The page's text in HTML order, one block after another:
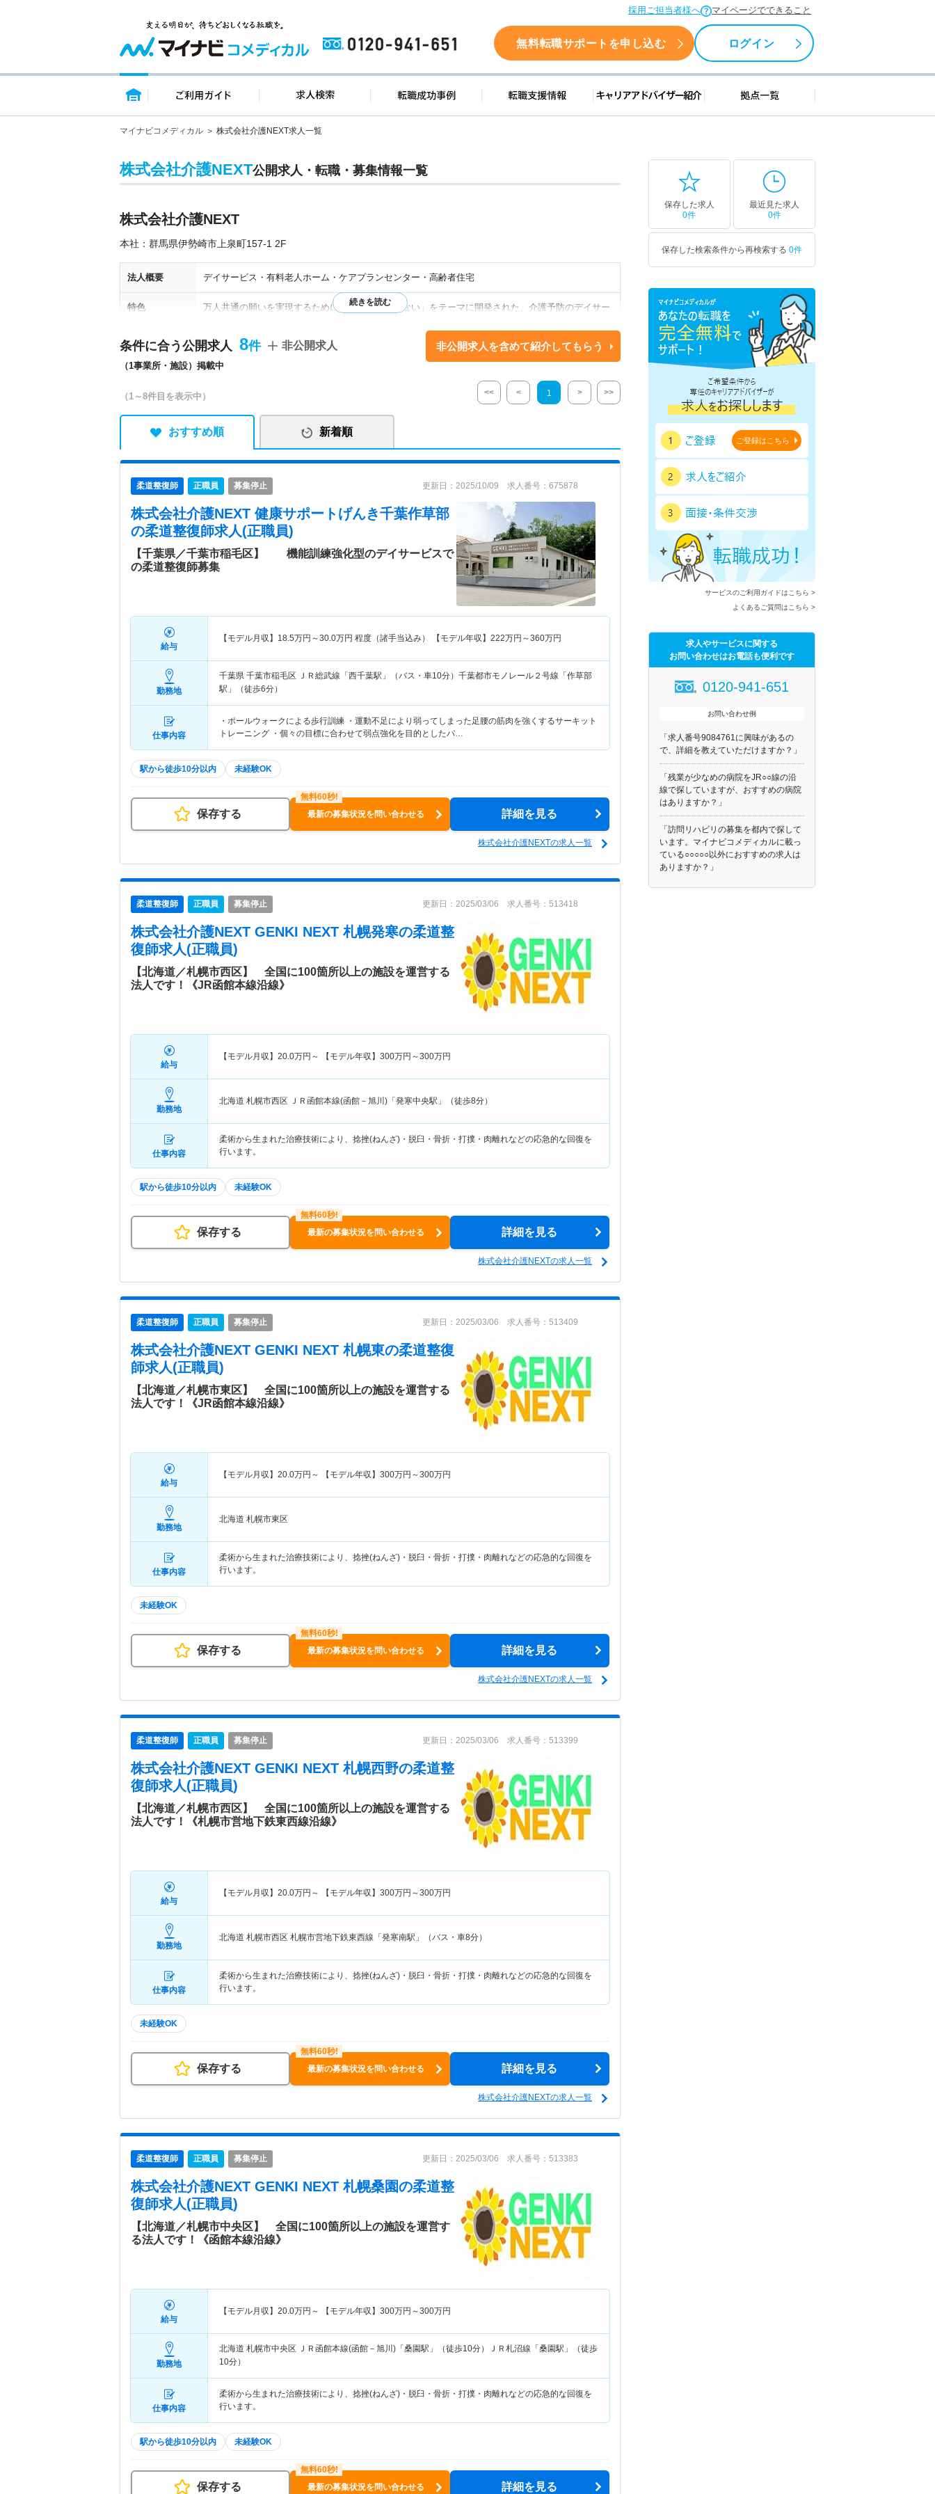
採用ご担当者様へ マイページでできること
0120-941-651 無料転職サポートを申し込む ログイン
トップページ ご利用ガイド 求人検索 転職成功事例 転職支援情報 キャリアアドバイザー紹介 拠点一覧
マイナビコメディカル 株式会社介護NEXT求人一覧
株式会社介護NEXT公開求人・転職・募集情報一覧
株式会社介護NEXT
本社：群馬県伊勢崎市上泉町157-1 2F
法人概要 デイサービス・有料老人ホーム・ケアプランセンター・高齢者住宅
特色
万人共通の願いを実現するために「寝たきりにしない」をテーマに開発された、介護予防のデイサー
門的な介護整体や機能訓練トレーニングに費やすことで、老年症候群の予防を図り、高齢者の介護度
が進まないようにします。予防介護は、本人の生活の質の向上に寄与することだけでなく、介護に携
わる家族の負担を軽減し、さらに医療費・介護費の負担を軽減することで、地域社会へ貢献する重要
条件に合う公開求人 8
（1事業所・施設）掲載中
非公開求人 非公開求人を含めて紹介してもらう
（1～8件目を表示中） << < 1 > >>
おすすめ順 新着順
柔道整復師 正職員 募集停止 更新日：2025/10/09 求人番号：675878
株式会社介護NEXT 健康サポートげんき千葉作草部
の柔道整復師求人(正職員)
【千葉県／千葉市稲毛区】 機能訓練強化型のデイサービスで
の柔道整復師募集
給与
【モデル月収】 18.5万円～30.0万円 程度（諸手当込み） 【モデル年収】 222万円～360万円
勤務地
千葉県 千葉市稲毛区 ＪＲ総武線「西千葉駅」（バス・車10分）千葉都市モノレール２号線「作草部
駅」（徒歩6分）
仕事内容
・ポールウォークによる歩行訓練 ・運動不足により弱ってしまった足腰の筋肉を強くするサーキット
トレーニング ・個々の目標に合わせて弱点強化を目的としたパ…
駅から徒歩10分以内 未経験OK
保存する 最新の募集状況を問い合わせる 詳細を見る
株式会社介護NEXTの求人一覧
柔道整復師 正職員 募集停止 更新日：2025/03/06 求人番号：513418
株式会社介護NEXT GENKI NEXT 札幌発寒の柔道整
復師求人(正職員)
【北海道／札幌市西区】 全国に100箇所以上の施設を運営する
法人です！《JR函館本線沿線》
給与
【モデル月収】 20.0万円～ 【モデル年収】 300万円～300万円
勤務地
北海道 札幌市西区 ＪＲ函館本線(函館－旭川)「発寒中央駅」（徒歩8分）
仕事内容
柔術から生まれた治療技術により、捻挫(ねんざ)・脱臼・骨折・打撲・肉離れなどの応急的な回復を
行います。
駅から徒歩10分以内 未経験OK
保存する 最新の募集状況を問い合わせる 詳細を見る
株式会社介護NEXTの求人一覧
柔道整復師 正職員 募集停止 更新日：2025/03/06 求人番号：513409
株式会社介護NEXT GENKI NEXT 札幌東の柔道整復
師求人(正職員)
【北海道／札幌市東区】 全国に100箇所以上の施設を運営する
法人です！《JR函館本線沿線》
給与
【モデル月収】 20.0万円～ 【モデル年収】 300万円～300万円
勤務地
北海道 札幌市東区
仕事内容
柔術から生まれた治療技術により、捻挫(ねんざ)・脱臼・骨折・打撲・肉離れなどの応急的な回復を
行います。
未経験OK
保存する 最新の募集状況を問い合わせる 詳細を見る
株式会社介護NEXTの求人一覧
柔道整復師 正職員 募集停止 更新日：2025/03/06 求人番号：513399
株式会社介護NEXT GENKI NEXT 札幌西野の柔道整
復師求人(正職員)
【北海道／札幌市西区】 全国に100箇所以上の施設を運営する
法人です！《札幌市営地下鉄東西線沿線》
給与
【モデル月収】 20.0万円～ 【モデル年収】 300万円～300万円
勤務地
北海道 札幌市西区 札幌市営地下鉄東西線「発寒南駅」（バス・車8分）
仕事内容
柔術から生まれた治療技術により、捻挫(ねんざ)・脱臼・骨折・打撲・肉離れなどの応急的な回復を
行います。
未経験OK
保存する 最新の募集状況を問い合わせる 詳細を見る
株式会社介護NEXTの求人一覧
柔道整復師 正職員 募集停止 更新日：2025/03/06 求人番号：513383
株式会社介護NEXT GENKI NEXT 札幌桑園の柔道整
復師求人(正職員)
【北海道／札幌市中央区】 全国に100箇所以上の施設を運営す
る法人です！《函館本線沿線》
給与
【モデル月収】 20.0万円～ 【モデル年収】 300万円～300万円
勤務地
北海道 札幌市中央区 ＪＲ函館本線(函館－旭川)「桑園駅」（徒歩10分）ＪＲ札沼線「桑園駅」（徒歩
10分）
仕事内容
柔術から生まれた治療技術により、捻挫(ねんざ)・脱臼・骨折・打撲・肉離れなどの応急的な回復を
行います。
駅から徒歩10分以内 未経験OK
保存する 最新の募集状況を問い合わせる 詳細を見る
保存した求人
0件
最近見た求人
0件
保存した検索条件から再検索する 0件
ご登録はこちら
サービスのご利用ガイドはこちら >
よくあるご質問はこちら >
求人やサービスに関する
お問い合わせはお電話も便利です
0120-941-651
お問い合わせ例
「求人番号9084761に興味があるの
で、詳細を教えていただけますか？」
「残業が少なめの病院をJR○○線の沿
線で探していますが、おすすめの病院
はありますか？」
「訪問リハビリの募集を都内で探して
います。マイナビコメディカルに載っ
ている○○○○○以外におすすめの求人は
ありますか？」